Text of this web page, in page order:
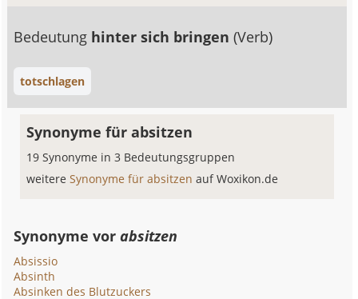
Bedeutung hinter sich bringen(Verb)
totschlagen
Synonyme für absitzen
19 Synonyme in 3 Bedeutungsgruppen
weitereSynonyme für absitzenauf Woxikon.de
Synonyme vorabsitzen
Absissio
Absinth
Absinken des Blutzuckers